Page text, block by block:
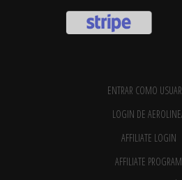
ENTRAR COMO
LOGIN DE
AFFILIATE LOGIN
AFFILIATE PROGRAM